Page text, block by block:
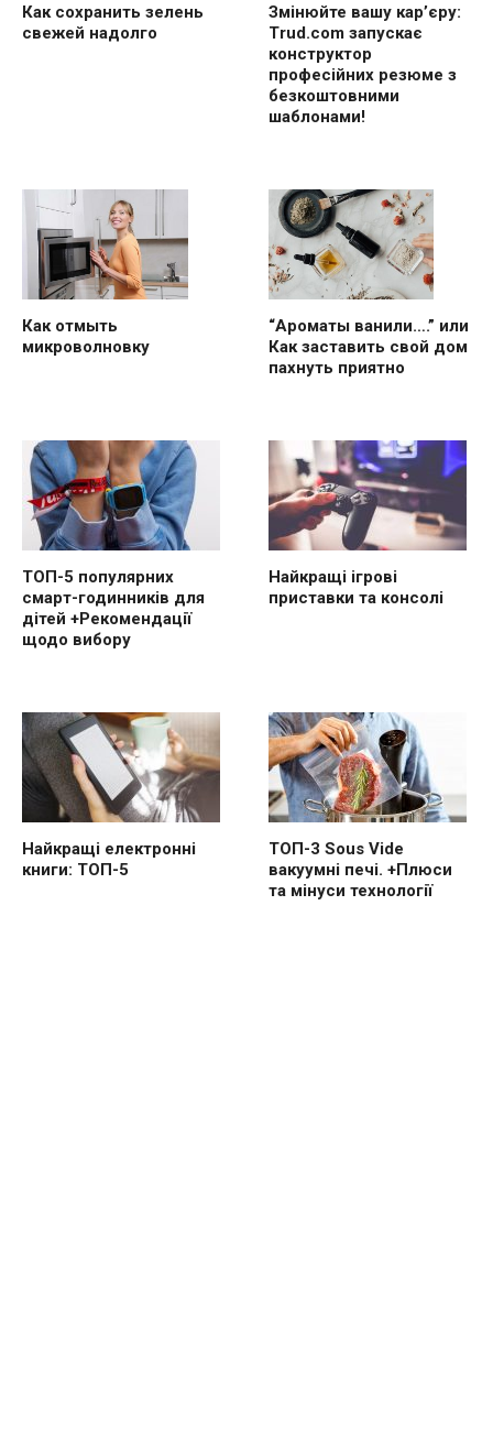
Как сохранить зелень
свежей надолго
Змінюйте вашу кар’єру:
Trud.com запускає
конструктор
професійних резюме з
безкоштовними
шаблонами!
Как отмыть
микроволновку
“Ароматы ванили….” или
Как заставить свой дом
пахнуть приятно
ТОП-5 популярних
смарт-годинників для
дітей +Рекомендації
щодо вибору
Найкращі ігрові
приставки та консолі
Найкращі електронні
книги: ТОП-5
ТОП-3 Sous Vide
вакуумні печі. +Плюси
та мінуси технології